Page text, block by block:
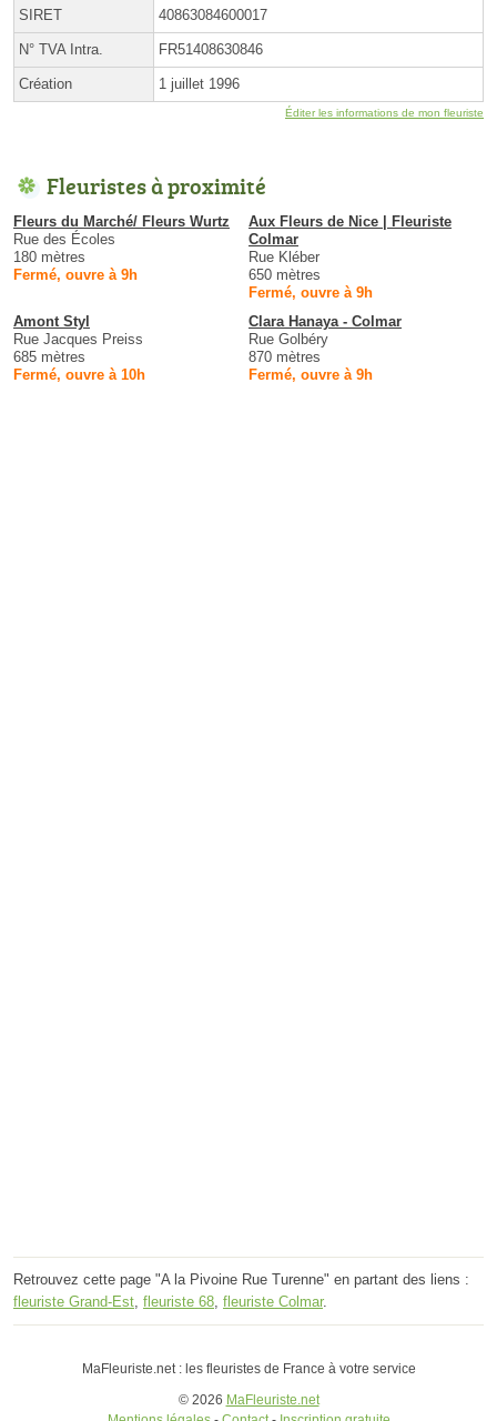
SIRET 40863084600017
N° TVA Intra. FR51408630846
Création 1 juillet 1996
Éditer les informations de mon fleuriste
Fleuristes à proximité
Fleurs du Marché/ Fleurs Wurtz
Rue des Écoles
180 mètres
Fermé, ouvre à 9h
Aux Fleurs de Nice | Fleuriste
Colmar
Rue Kléber
650 mètres
Fermé, ouvre à 9h
Amont Styl
Rue Jacques Preiss
685 mètres
Fermé, ouvre à 10h
Clara Hanaya - Colmar
Rue Golbéry
870 mètres
Fermé, ouvre à 9h
Retrouvez cette page "A la Pivoine Rue Turenne" en partant des liens :
fleuriste Grand-Est, fleuriste 68, fleuriste Colmar.
MaFleuriste.net : les fleuristes de France à votre service
© 2026 MaFleuriste.net